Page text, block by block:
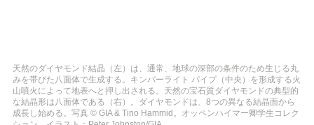
天然のダイヤモンド結晶（左）は、通常、地球の深部の条件のため生じる丸
みを帯びた八面体で生成する。キンバーライト パイプ（中央）を形成する火
山噴火によって地表へと押し出される。天然の宝石質ダイヤモンドの典型的
な結晶形は八面体である（右）。ダイヤモンドは、8つの異なる結晶面から
成長し始める。写真 © GIA & Tino Hammid。オッペンハイマー卿学生コレク